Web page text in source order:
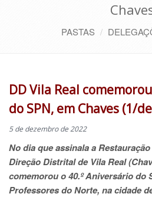
PASTAS
DD Vila Real
do SPN, em Chaves (1/
5 de dezembro de 2022
No dia que assinala a
Direção Distrital de Vila Real
comemorou o 40.º Aniversário do
Professores do Norte, na cidade